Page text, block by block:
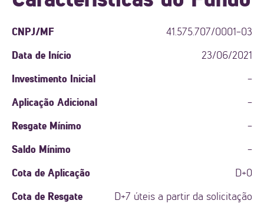
CNPJ/MF 41.575.707/0001-03
Data de Início 23/06/2021
Investimento Inicial -
Aplicação Adicional -
Resgate Mínimo -
Saldo Mínimo -
Cota de Aplicação D+0
Cota de Resgate D+7 úteis a partir da solicitação